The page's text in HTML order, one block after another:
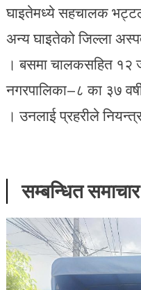
घाइतेमध्ये सहचालक
अन्य घाइतेको जिल्ला
। बसमा चालकसहित १२
नगरपालिका–८ का ३७
। उनलाई प्रहरीले
सम्बन्धित समाचार